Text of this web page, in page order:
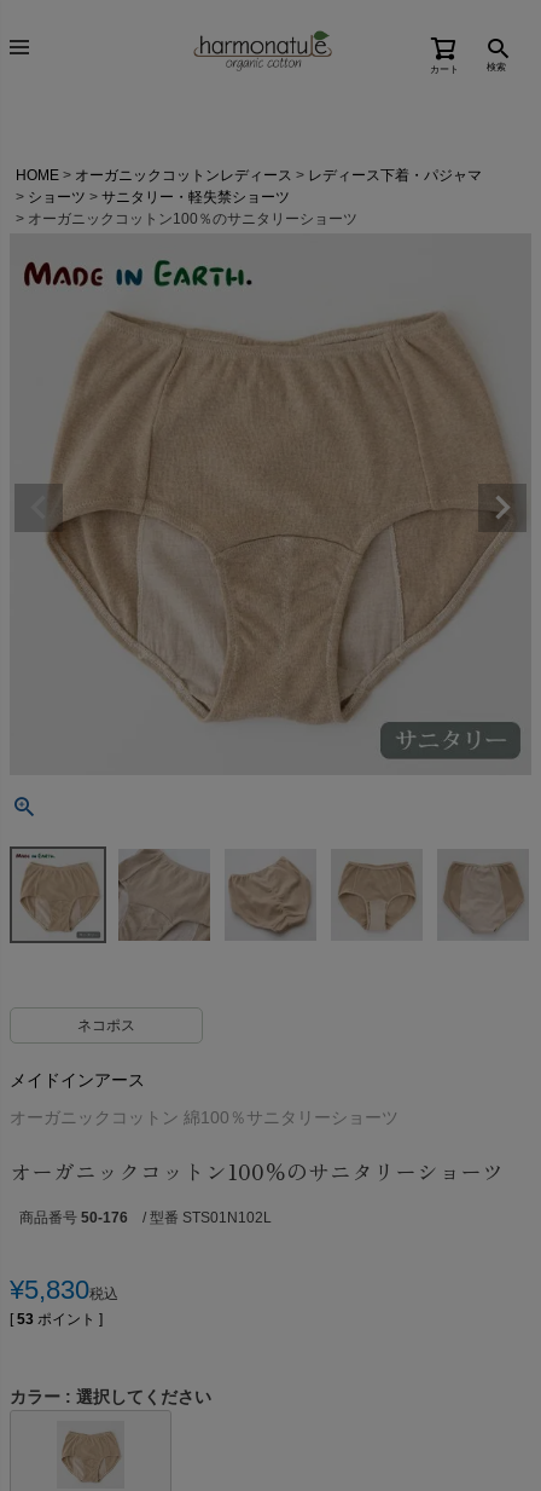
カート 検索
HOME オーガニックコットンレディース
レディース下着・パジャマ
ショーツ
サニタリー・軽失禁ショーツ
オーガニックコットン100％のサニタリーショーツ
ネコポス
メイドインアース
オーガニックコットン 綿100％サニタリーショーツ
オーガニックコットン100％のサニタリーショーツ
商品番号 50-176 / 型番 STS01N102L
¥5,830税込
[ 53 ポイント ]
カラー 選択してください